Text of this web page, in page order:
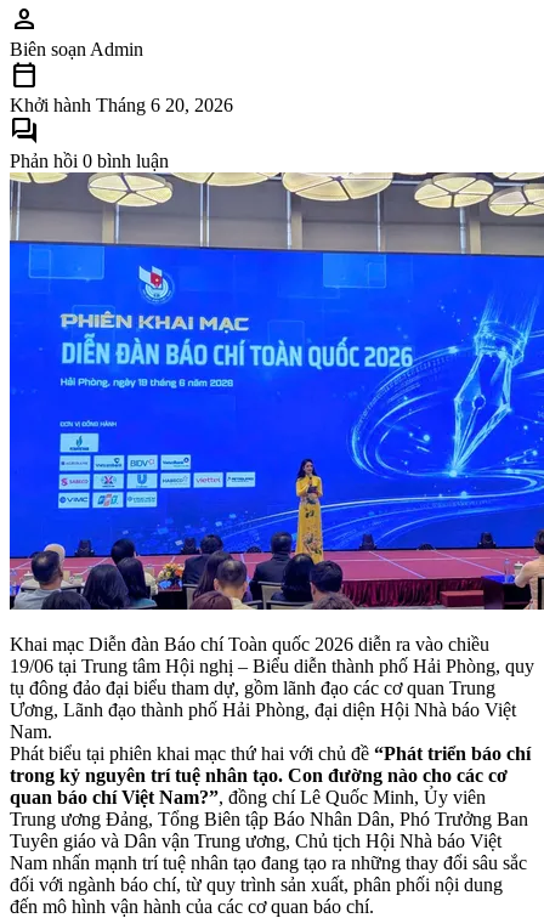
person
Biên soạn Admin
calendar_today
Khởi hành Tháng 6 20, 2026
forum
Phản hồi 0 bình luận
Khai mạc Diễn đàn Báo chí Toàn quốc 2026 diễn ra vào chiều
19/06 tại Trung tâm Hội nghị – Biểu diễn thành phố Hải Phòng, quy
tụ đông đảo đại biểu tham dự, gồm lãnh đạo các cơ quan Trung
Ương, Lãnh đạo thành phố Hải Phòng, đại diện Hội Nhà báo Việt
Nam.
Phát biểu tại phiên khai mạc thứ hai với chủ đề “Phát triển báo chí
trong kỷ nguyên trí tuệ nhân tạo. Con đường nào cho các cơ
quan báo chí Việt Nam?”, đồng chí Lê Quốc Minh, Ủy viên
Trung ương Đảng, Tổng Biên tập Báo Nhân Dân, Phó Trưởng Ban
Tuyên giáo và Dân vận Trung ương, Chủ tịch Hội Nhà báo Việt
Nam nhấn mạnh trí tuệ nhân tạo đang tạo ra những thay đổi sâu sắc
đối với ngành báo chí, từ quy trình sản xuất, phân phối nội dung
đến mô hình vận hành của các cơ quan báo chí.